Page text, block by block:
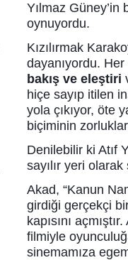
Yılmaz
oynuyordu.
Kızılırmak
dayanıyordu.
bakış ve eleştiri
hiçe sayıp itilen
yola çıkıyor, öte
biçiminin
Denilebilir ki Atıf
sayılır yeri
Akad, “Kanun
girdiği gerçekçi
kapısını
filmiyle
sinemamıza